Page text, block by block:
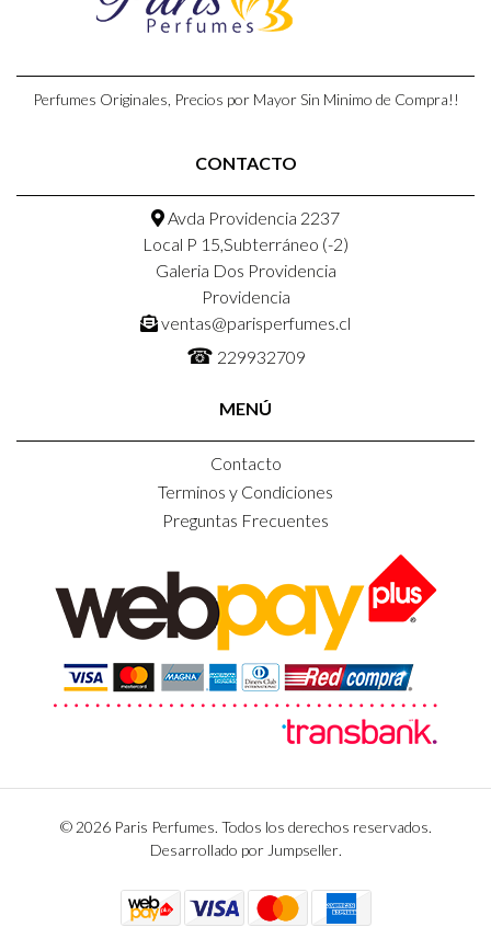
Perfumes Originales, Precios por Mayor Sin Minimo de Compra!!
CONTACTO
Avda Providencia 2237
Local P 15,Subterráneo (-2)
Galeria Dos Providencia
Providencia
ventas@parisperfumes.cl
☎ 229932709
MENÚ
Contacto
Terminos y Condiciones
Preguntas Frecuentes
© 2026 Paris Perfumes. Todos los derechos reservados.
Desarrollado por Jumpseller.